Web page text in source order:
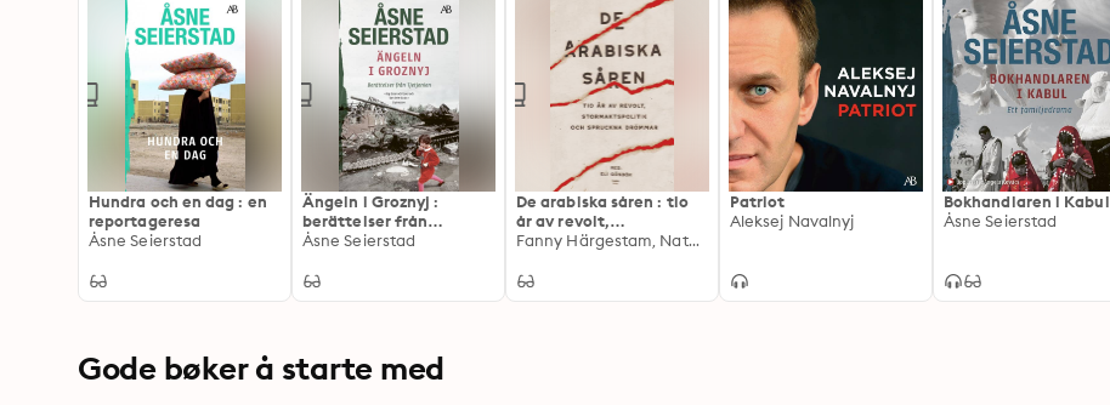
Hundra och en dag : en
reportageresa
Åsne Seierstad
Ängeln i Groznyj :
berättelser från
Tjetjenien
Åsne Seierstad
De arabiska såren : tio
år av revolt,
stormaktspolitik och Fanny Härgestam, Nathan Shachar, Eli Göndör, Kholod Saghir, Cecilia Uddén, Aron Lund, Ronen Yitzhak, Thomas Gür
Patriot
Aleksej Navalnyj
Bokhandlaren i Kabul
Åsne Seierstad
Gode bøker å starte med